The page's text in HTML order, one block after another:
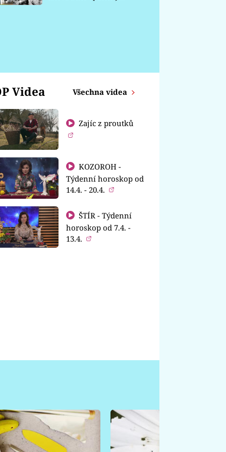
Videa Všechna videa
Zajíc z proutků
KOZOROH -
Týdenní horoskop od
14.4. - 20.4.
ŠTÍR - Týdenní
horoskop od 7.4. -
13.4.